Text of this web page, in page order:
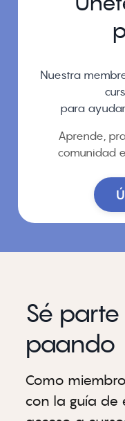
Nuestra
para
Aprende,
comunidad
Sé
paando
Como
con la guía de